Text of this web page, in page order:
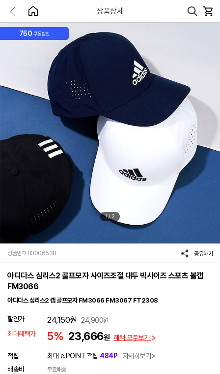
상품상세
750 쿠폰할인
1/ 2
상품번호 B0006538 공유하기
아디다스 심리스2 골프모자 사이즈조절 대두 빅사이즈 스포츠 볼캡
FM3066
아디다스 심리스2 캡 골프모자 FM3066 FM3067 FT2308
할인가 24,150원 24,900원
최대혜택가
5% 23,666원 혜택 모두보기
적립 최대 e.POINT 적립 484P
자세히보기
배송비
무료배송